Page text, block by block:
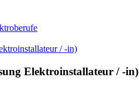
Elektroinstallateur / -in)